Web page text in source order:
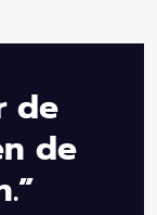
de
de